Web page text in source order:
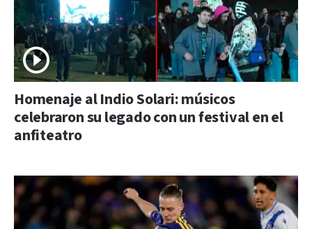
Homenaje al Indio Solari: músicos
celebraron su legado con un festival en el
anfiteatro